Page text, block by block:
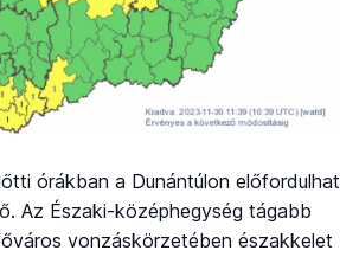
órákban a Dunántúlon előfordulhat
Az Északi-középhegység tágabb
vonzáskörzetében északkelet